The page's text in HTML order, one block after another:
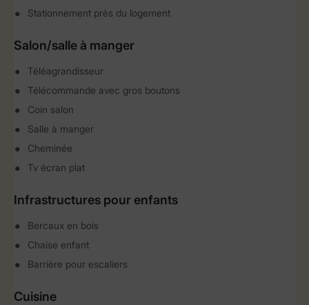
Stationnement près du logement
Salon/salle à manger
Téléagrandisseur
Télécommande avec gros boutons
Coin salon
Salle à manger
Cheminée
Tv écran plat
Infrastructures pour enfants
Bercaux en bois
Chaise enfant
Barrière pour escaliers
Cuisine